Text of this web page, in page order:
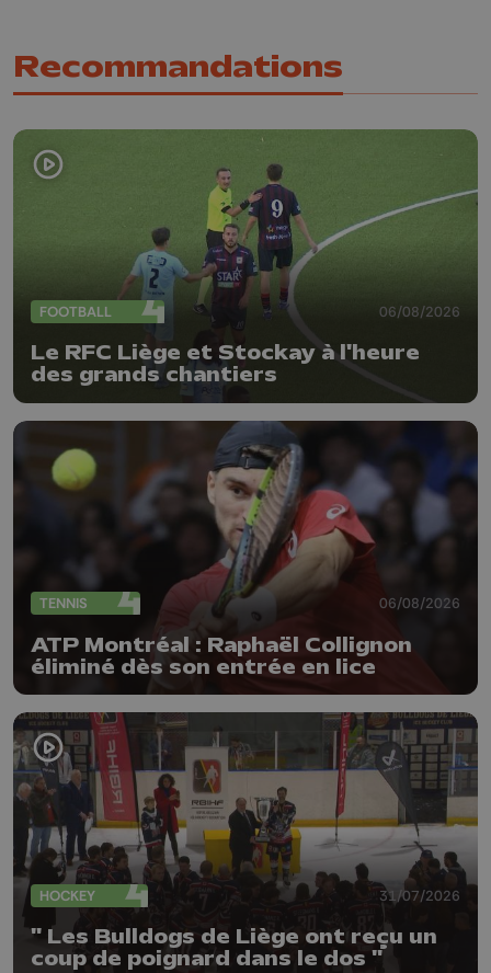
Recommandations
FOOTBALL 06/08/2026
Le RFC Liège et Stockay à l'heure
des grands chantiers
TENNIS 06/08/2026
ATP Montréal : Raphaël Collignon
éliminé dès son entrée en lice
HOCKEY 31/07/2026
" Les Bulldogs de Liège ont reçu un
coup de poignard dans le dos "